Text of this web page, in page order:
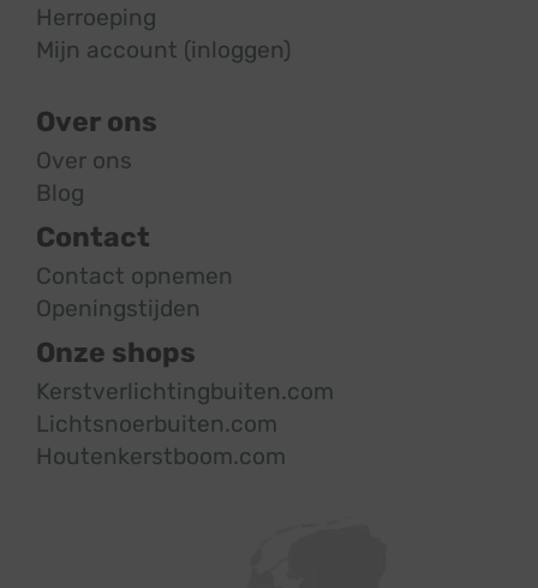
Herroeping
Mijn account (inloggen)
Over ons
Over ons
Blog
Contact
Contact opnemen
Openingstijden
Onze shops
Kerstverlichtingbuiten.com
Lichtsnoerbuiten.com
Houtenkerstboom.com